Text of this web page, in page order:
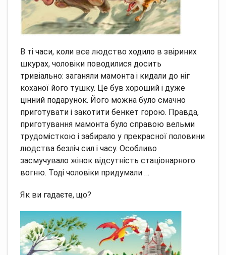
В ті часи, коли все людство ходило в звіриних
шкурах, чоловіки поводилися досить
тривіально: заганяли мамонта і кидали до ніг
коханої його тушку. Це був хороший і дуже
цінний подарунок. Його можна було смачно
приготувати і закотити бенкет горою. Правда,
приготування мамонта було справою вельми
трудомісткою і забирало у прекрасної половини
людства безліч сил і часу. Особливо
засмучувало жінок відсутність стаціонарного
вогню. Тоді чоловіки придумали …
Як ви гадаєте, що?